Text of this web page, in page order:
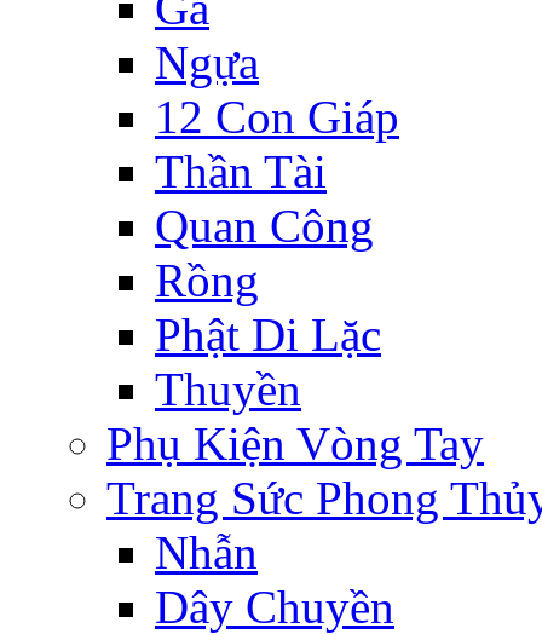
Ngựa
12 Con Giáp
Thần Tài
Quan Công
Rồng
Phật Di Lặc
Thuyền
Phụ Kiện Vòng Tay
Trang Sức Phong
Nhẫn
Dây Chuyền